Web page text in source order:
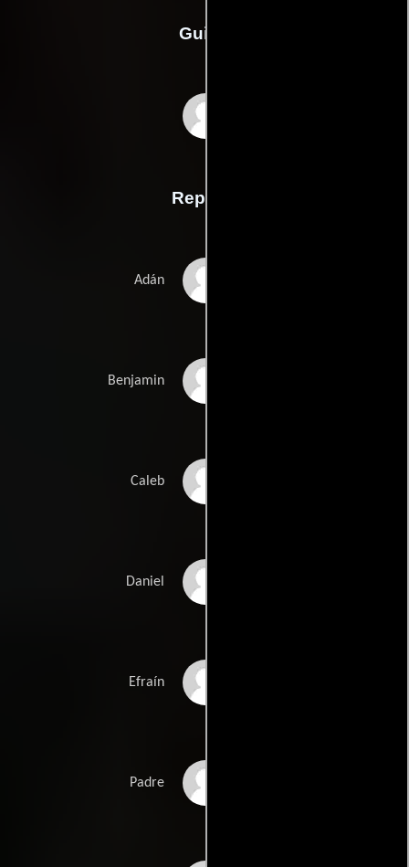
Guión
Reparto
Adán
Benjamin
Caleb
Daniel
Efraín
Padre